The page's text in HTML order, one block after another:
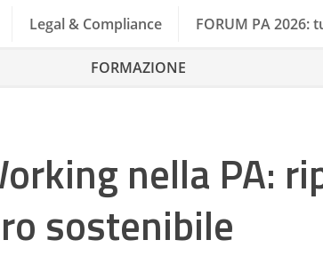
Legal & Compliance FORUM PA 2026:
FORMAZIONE
nella PA:
sostenibile